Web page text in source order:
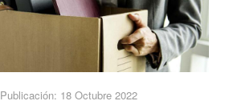
Publicación: 18 Octubre 2022